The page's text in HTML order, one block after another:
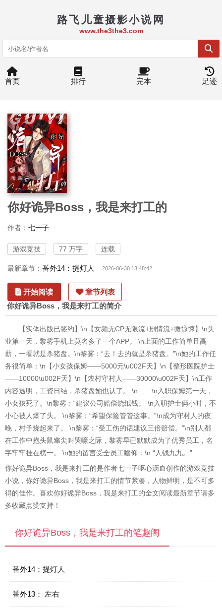
路飞儿童摄影小说网
www.the3the3.com
首页 排行 完本 足迹
你好诡异Boss，我是来打工的
作者： 七一子
游戏竞技 77 万字 连载
最新章节： 番外14：提灯人 2026-06-30 13:48:42
开始阅读 章节列表
你好诡异Boss，我是来打工的简介
【实体出版已签约】\n【女频无CP无限流+剧情流+微惊悚】\n失
业第一天，黎雾手机上莫名多了一个APP。 \n上面的工作简单且高
薪，一看就是杀猪盘。\n黎雾：“去！去的就是杀猪盘。”\n她的工作任
务很简单：\n【小女孩保姆——5000元\u002F天】\n【整形医院护士
——10000\u002F天】\n【农村守村人——30000\u002F天】\n工作
内容透明，工资日结，杀猪盘她也认了。 \n……\n入职保姆第一天，
小女孩死了。\n黎雾：“建议公司赔偿烧纸钱。”\n入职护士俩小时，不
小心被人爆了头。 \n黎雾：“希望保险管管这事。”\n成为守村人的夜
晚，村子烧起来了。 \n黎雾：“受工伤的话建议三倍赔偿。”\n别人都
在工作中抱头鼠窜尖叫哭嚎之际，黎雾早已默默成为了优秀员工，名
字牢牢挂在榜一。 \n她的留言受全员工瞻仰：\n “人钱九九。”
你好诡异Boss，我是来打工的是作者七一子呕心沥血创作的游戏竞技
小说，你好诡异Boss，我是来打工的情节紧凑，人物鲜明，是不可多
得的佳作。喜欢你好诡异Boss，我是来打工的全文阅读最新章节请多
多收藏点赞支持！
你好诡异Boss，我是来打工的笔趣阁
番外14：提灯人
番外13： 左右